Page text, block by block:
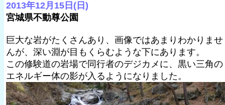
2013年12月15日(日)
宮城県不動尊公園
巨大な岩がたくさんあり、画像ではあまりわかりませ
んが、深い淵が目もくらむような下にあります。
この修験道の岩場で同行者のデジカメに、黒い三角の
エネルギー体の影が入るようになりました。